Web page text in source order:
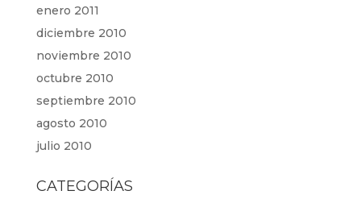
enero 2011
diciembre 2010
noviembre 2010
octubre 2010
septiembre 2010
agosto 2010
julio 2010
CATEGORÍAS